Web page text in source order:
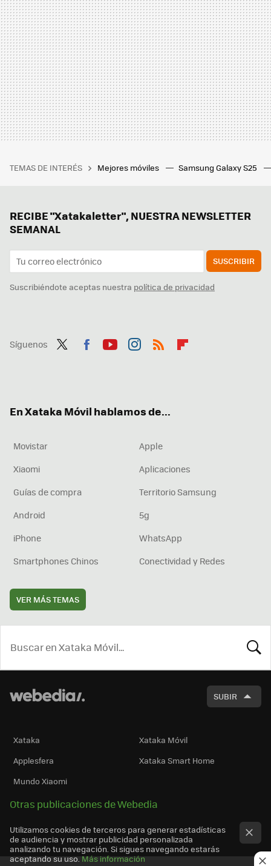
TEMAS DE INTERÉS Mejores móviles Samsung Galaxy S25
RECIBE "Xatakaletter", NUESTRA NEWSLETTER
SEMANAL
SUSCRIBIR
Suscribiéndote aceptas nuestra política de privacidad
Síguenos
En Xataka Móvil hablamos de...
Movistar
Apple
Xiaomi
Aplicaciones
Guías de compra
Territorio Samsung
Android
5g
iPhone
WhatsApp
Smartphones Chinos
Conectividad y Redes
VER MÁS TEMAS
SUBIR
Xataka
Xataka Móvil
Applesfera
Xataka Smart Home
Mundo Xiaomi
Otras publicaciones de Webedia
Utilizamos cookies de terceros para generar estadísticas
de audiencia y mostrar publicidad personalizada
analizando tu navegación. Si sigues navegando estarás
aceptando su uso. Más información